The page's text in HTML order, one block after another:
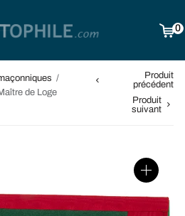
0
/
de Loge
Produit
précédent
Produit
suivant